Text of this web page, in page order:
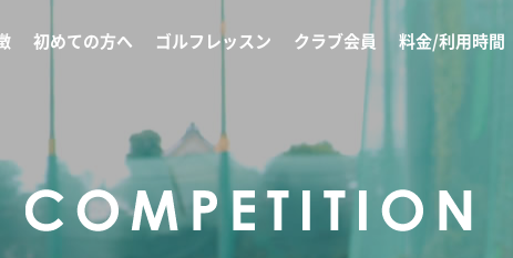
初めての方へ ゴルフレッスン クラブ会員 料金/利用時間